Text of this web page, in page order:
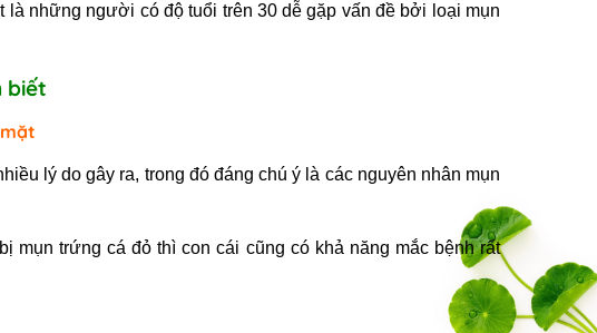
những người có độ tuổi trên 30 dễ gặp vấn đề bởi loại mụn
biết
lý do gây ra, trong đó đáng chú ý là các nguyên nhân mụn
mụn trứng cá đỏ thì con cái cũng có khả năng mắc bệnh rất